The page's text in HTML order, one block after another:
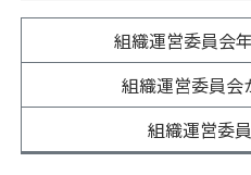
組織運営委員会
組織運営委員会
組織運営委